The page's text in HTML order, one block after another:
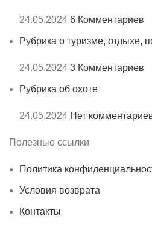
24.05.2024 6 Комментариев
Рубрика о туризме, отдыхе,
24.05.2024 3 Комментариев
Рубрика об охоте
24.05.2024 Нет
Полезные ссылки
Политика
Условия возврата
Контакты